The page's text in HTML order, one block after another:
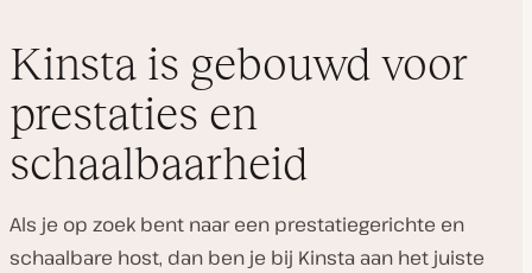
Kinsta is gebouwd voor
prestaties en
schaalbaarheid
Als je op zoek bent naar een prestatiegerichte en
schaalbare host, dan ben je bij Kinsta aan het juiste